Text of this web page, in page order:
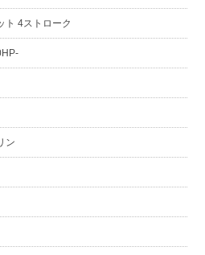
ト 4ストローク
ン